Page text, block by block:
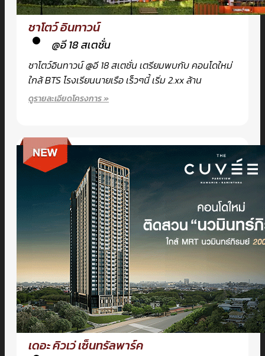
ชาโตว์ อินทาวน์
@อี 18 สเตชั่น
ชาโตว์อินทาวน์ @อี 18 สเตชั่น เตรียมพบกับ คอนโดใหม่
ใกล้ BTS โรงเรียนนายเรือ เร็วๆนี้ เริ่ม 2.xx ล้าน
ดูรายละเอียดโครงการ »
เดอะ คิวเว่ เซ็นทรัลพาร์ค